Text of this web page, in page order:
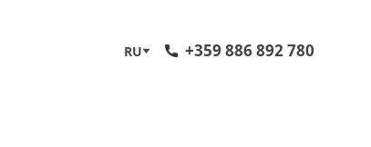
RU +359 886 892 780